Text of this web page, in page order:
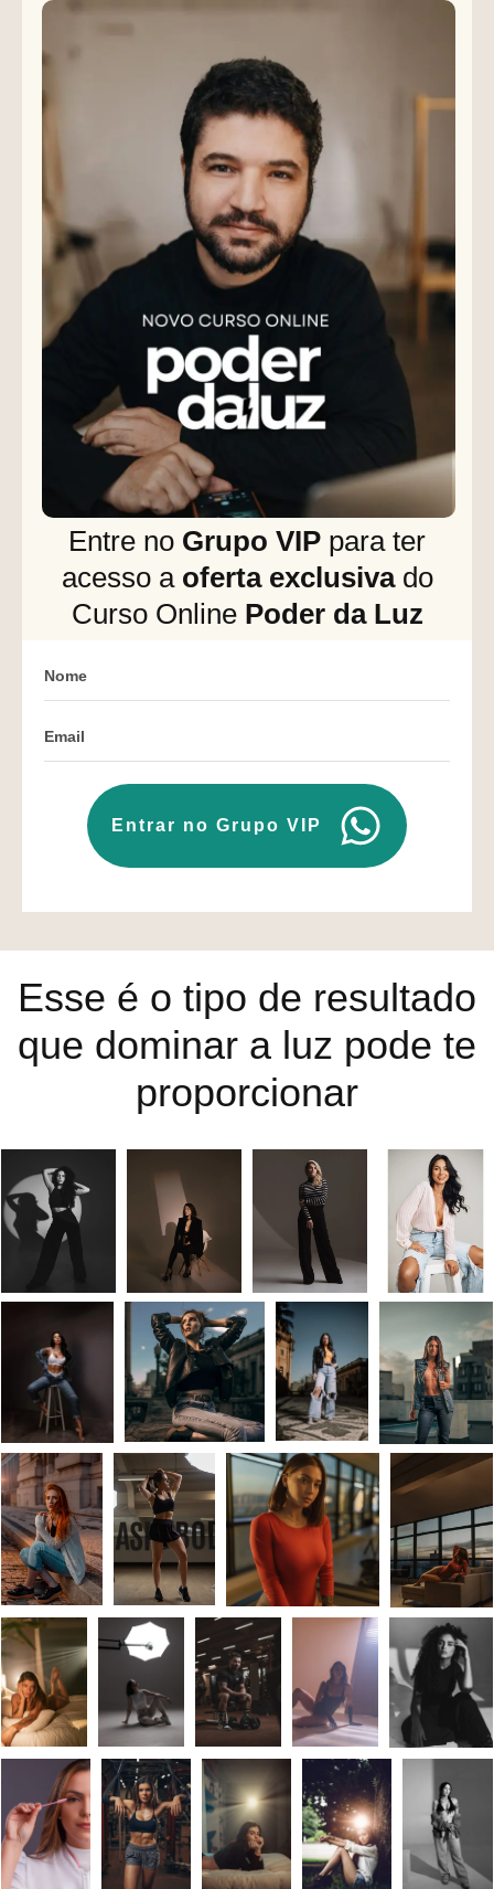
Entre no Grupo VIP para ter
acesso a oferta exclusiva do
Curso Online Poder da Luz
Entrar no Grupo VIP
Esse é o tipo de resultado
que dominar a luz pode te
proporcionar